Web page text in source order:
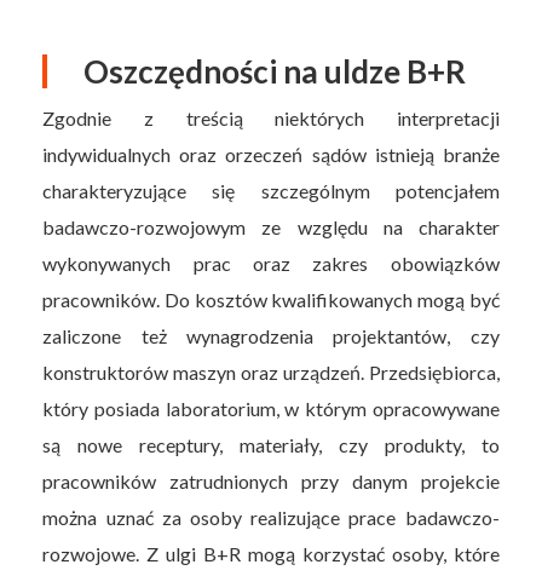
Oszczędności na uldze B+R
Zgodnie z treścią niektórych interpretacji
indywidualnych oraz orzeczeń sądów istnieją branże
charakteryzujące się szczególnym potencjałem
badawczo-rozwojowym ze względu na charakter
wykonywanych prac oraz zakres obowiązków
pracowników. Do kosztów kwalifikowanych mogą być
zaliczone też wynagrodzenia projektantów, czy
konstruktorów maszyn oraz urządzeń. Przedsiębiorca,
który posiada laboratorium, w którym opracowywane
są nowe receptury, materiały, czy produkty, to
pracowników zatrudnionych przy danym projekcie
można uznać za osoby realizujące prace badawczo-
rozwojowe. Z ulgi B+R mogą korzystać osoby, które